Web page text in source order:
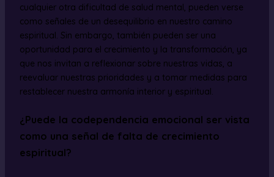
cualquier otra dificultad de salud mental, pueden verse
como señales de un desequilibrio en nuestro camino
espiritual. Sin embargo, también pueden ser una
oportunidad para el crecimiento y la transformación, ya
que nos invitan a reflexionar sobre nuestras vidas, a
reevaluar nuestras prioridades y a tomar medidas para
restablecer nuestra armonía interior y espiritual.
¿Puede la codependencia emocional ser vista
como una señal de falta de crecimiento
espiritual?